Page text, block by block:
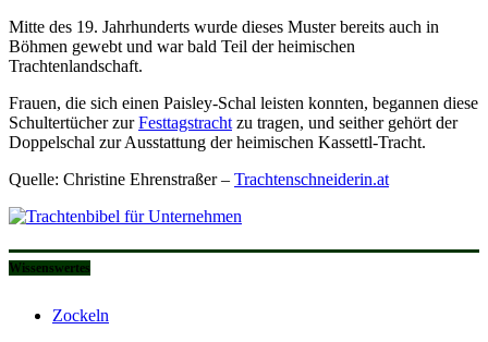
Mitte des 19. Jahrhunderts wurde dieses Muster bereits auch in
Böhmen gewebt und war bald Teil der heimischen
Trachtenlandschaft.
Frauen, die sich einen Paisley-Schal leisten konnten, begannen diese
Schultertücher zurFesttagstracht zu tragen, und seither gehört der
Doppelschal zur Ausstattung der heimischen Kassettl-Tracht.
Quelle: Christine Ehrenstraßer – Trachtenschneiderin.at
Wissenswertes
Zockeln